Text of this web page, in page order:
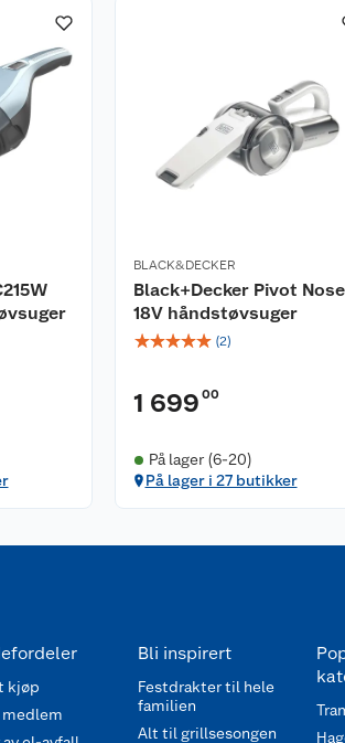
BLACK&DECKER
Black+Decker Pivot Nose
18V håndstøvsuger
☆☆☆☆☆ (2)
1 699 00
På lager (6-20)
På lager i 27 butikker
kjøp
medlem
Bli inspirert
Festdrakter til hele
familien
Alt til grillsesongen